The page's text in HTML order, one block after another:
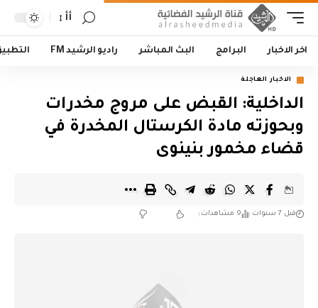
أأ
اخر الاخبار البرامج البث المباشر راديو الرشيد FM
الاخبار العاجلة
الداخلية: القبض على مروج مخدرات
وبحوزته مادة الكرستال المخدرة في
قضاء مخمور بنينوى
قبل 7 سنوات 9 مشاهدات